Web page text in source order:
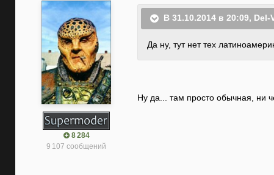
8 284
9 107 сообщений
В 31.10.2014 в 20:09, Del-
Да ну, тут нет тех
Ну да... там просто обычная, ни